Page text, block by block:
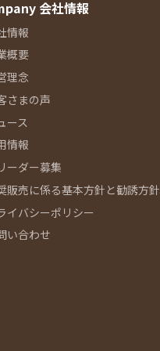
会社情報
情報
概要
理念
さまの声
ース
情報
ーダー募集
販売に係る基本方針と勧誘方針
イバシーポリシー
い合わせ